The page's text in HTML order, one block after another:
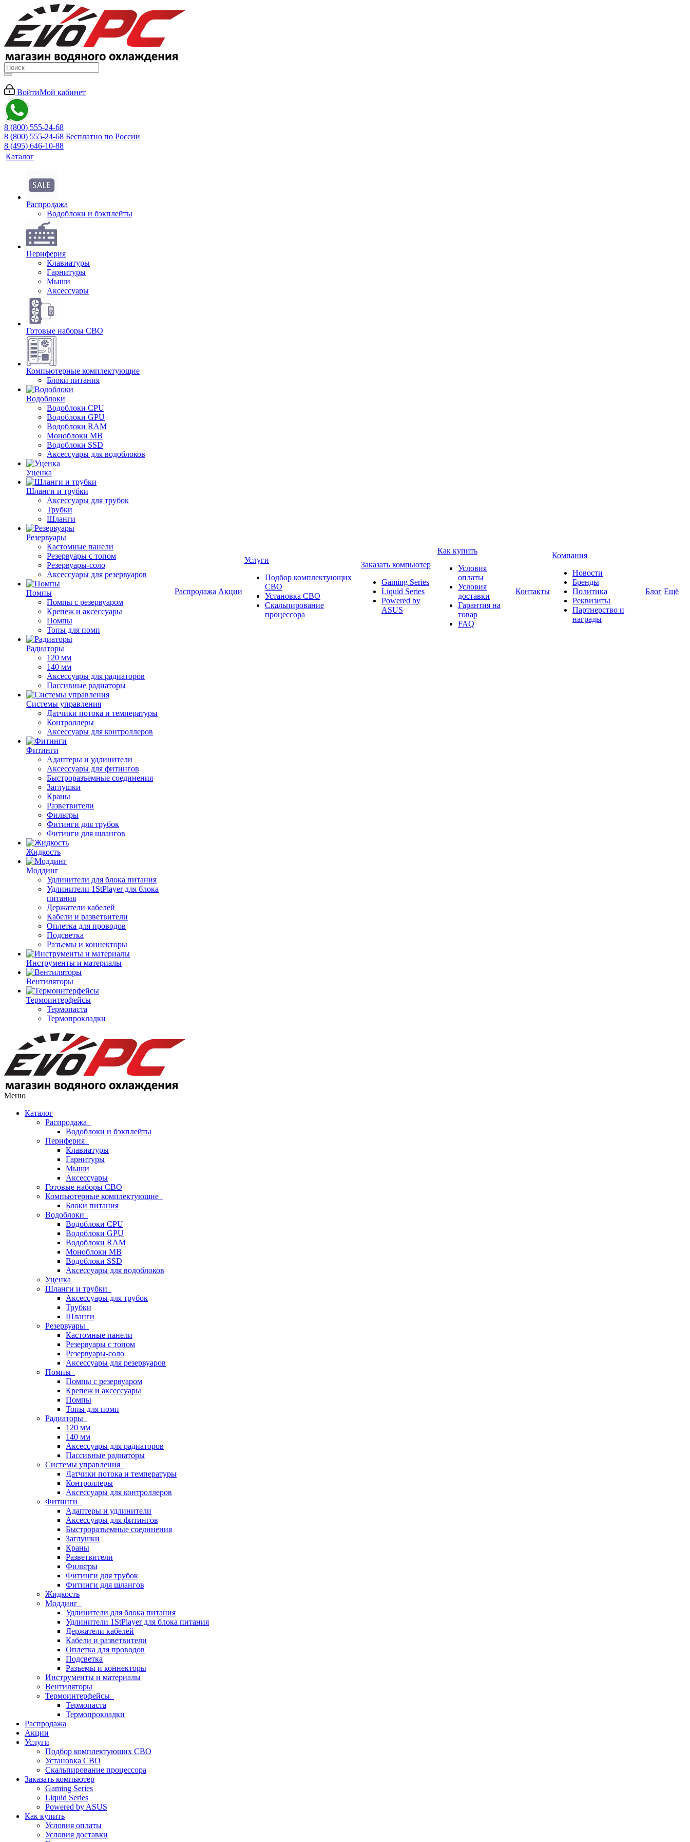
ВойтиМой кабинет
8 (800) 555-24-68
8 (800) 555-24-68 Бесплатно по России
8 (495) 646-10-88
Каталог
Распродажа
Водоблоки и бэкплейты
Периферия
Клавиатуры
Гарнитуры
Мыши
Аксессуары
Готовые наборы СВО
Компьютерные комплектующие
Блоки питания
Водоблоки
Водоблоки CPU
Водоблоки GPU
Водоблоки RAM
Моноблоки MB
Водоблоки SSD
Аксессуары для водоблоков
Уценка
Шланги и трубки
Аксессуары для трубок
Трубки
Шланги
Резервуары
Кастомные панели
Резервуары с топом
Резервуары-соло
Аксессуары для резервуаров
Помпы
Помпы с резервуаром
Крепеж и аксессуары
Помпы
Топы для помп
Радиаторы
120 мм
140 мм
Аксессуары для радиаторов
Пассивные радиаторы
Системы управления
Датчики потока и температуры
Контроллеры
Аксессуары для контроллеров
Фитинги
Адаптеры и удлинители
Аксессуары для фитингов
Быстроразъемные соединения
Заглушки
Краны
Разветвители
Фильтры
Фитинги для трубок
Фитинги для шлангов
Жидкость
Моддинг
Удлинители для блока питания
Удлинители 1StPlayer для блока
питания
Держатели кабелей
Кабели и разветвители
Оплетка для проводов
Подсветка
Разъемы и коннекторы
Инструменты и материалы
Вентиляторы
Термоинтерфейсы
Термопаста
Термопрокладки
Распродажа Акции
Услуги
Подбор комплектующих
СВО
Установка СВО
Скальпирование
процессора
Заказать компьютер
Gaming Series
Liquid Series
Powered by
ASUS
Как купить
Условия
оплаты
Условия
доставки
Гарантия на
товар
FAQ
Контакты
Компания
Новости
Бренды
Политика
Реквизиты
Партнерство и
награды
Блог Ещё
Меню
Каталог
Распродажа
Водоблоки и бэкплейты
Периферия
Клавиатуры
Гарнитуры
Мыши
Аксессуары
Готовые наборы СВО
Компьютерные комплектующие
Блоки питания
Водоблоки
Водоблоки CPU
Водоблоки GPU
Водоблоки RAM
Моноблоки MB
Водоблоки SSD
Аксессуары для водоблоков
Уценка
Шланги и трубки
Аксессуары для трубок
Трубки
Шланги
Резервуары
Кастомные панели
Резервуары с топом
Резервуары-соло
Аксессуары для резервуаров
Помпы
Помпы с резервуаром
Крепеж и аксессуары
Помпы
Топы для помп
Радиаторы
120 мм
140 мм
Аксессуары для радиаторов
Пассивные радиаторы
Системы управления
Датчики потока и температуры
Контроллеры
Аксессуары для контроллеров
Фитинги
Адаптеры и удлинители
Аксессуары для фитингов
Быстроразъемные соединения
Заглушки
Краны
Разветвители
Фильтры
Фитинги для трубок
Фитинги для шлангов
Жидкость
Моддинг
Удлинители для блока питания
Удлинители 1StPlayer для блока питания
Держатели кабелей
Кабели и разветвители
Оплетка для проводов
Подсветка
Разъемы и коннекторы
Инструменты и материалы
Вентиляторы
Термоинтерфейсы
Термопаста
Термопрокладки
Распродажа
Акции
Услуги
Подбор комплектующих СВО
Установка СВО
Скальпирование процессора
Заказать компьютер
Gaming Series
Liquid Series
Powered by ASUS
Как купить
Условия оплаты
Условия доставки